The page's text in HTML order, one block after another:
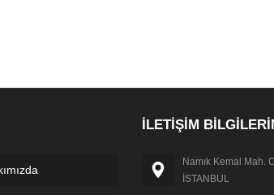
İLETİŞİM
Namık Kemal Mah.
İSTANBUL